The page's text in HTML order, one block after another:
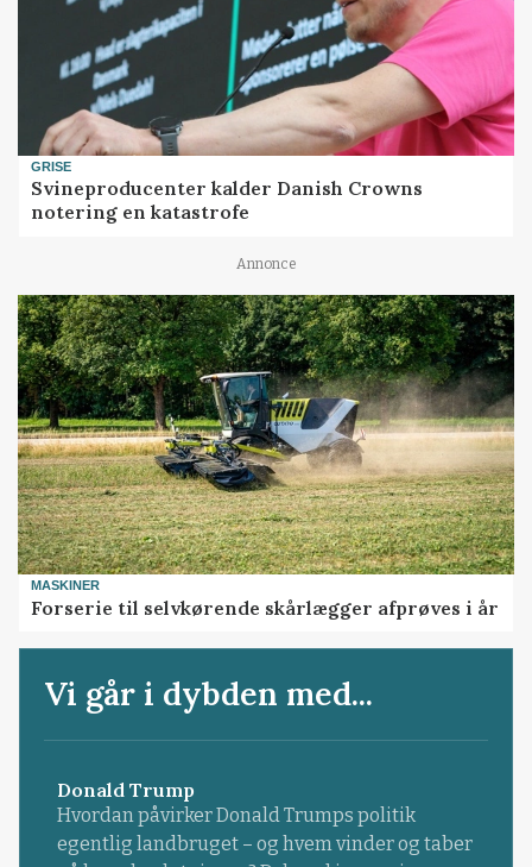
GRISE
Svineproducenter kalder Danish Crowns
notering en katastrofe
Annonce
MASKINER
Forserie til selvkørende skårlægger afprøves i år
Vi går i dybden med...
Donald Trump
Hvordan påvirker Donald Trumps politik
egentlig landbruget – og hvem vinder og taber